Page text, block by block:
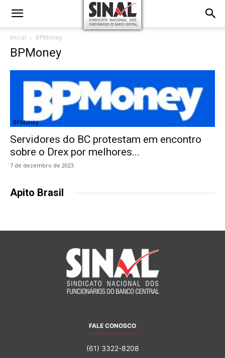
Inicial BPMoney
BPMoney
BPMoney
Servidores do BC protestam em encontro
sobre o Drex por melhores...
7 de dezembro de 2023
Apito Brasil
FALE CONOSCO
(61) 3322-8208